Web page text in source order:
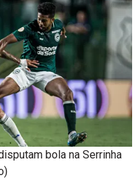
bola na Serrinha